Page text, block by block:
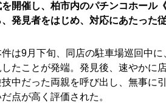
を開催し、柏市内のパチンコホール
、発見者をはじめ、対応にあたった
件は9月下旬、同店の駐車場巡回中
したことが発端。発見後、速やかに
技中だった両親を呼び出し、無事に
だ点が高く評価された。